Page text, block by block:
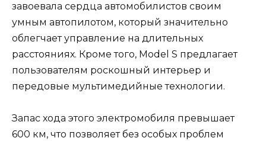
завоевала сердца автомобилистов своим
умным автопилотом, который значительно
облегчает управление на длительных
расстояниях. Кроме того, Model S предлагает
пользователям роскошный интерьер и
передовые мультимедийные технологии.
Запас хода этого электромобиля превышает
600 км, что позволяет без особых проблем